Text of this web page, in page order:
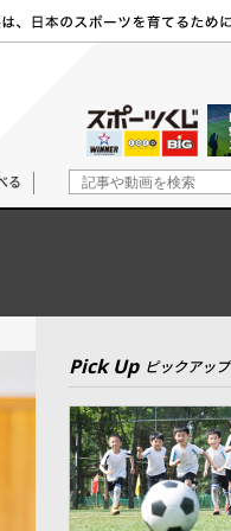
る
Pick Up ピックアップ